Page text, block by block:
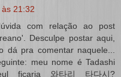
21:32
com relação ao post
Desculpe postar aqui,
pra comentar naquele...
meu nome é Tadashi
ficaria 와타리 타다시?